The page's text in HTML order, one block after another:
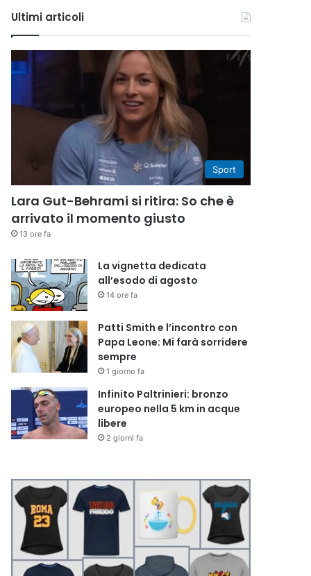
Ultimi articoli
Sport
Lara Gut-Behrami si ritira: So che è
arrivato il momento giusto
13 ore fa
La vignetta dedicata
all’esodo di agosto
14 ore fa
Patti Smith e l’incontro con
Papa Leone: Mi farà sorridere
sempre
1 giorno fa
Infinito Paltrinieri: bronzo
europeo nella 5 km in acque
libere
2 giorni fa